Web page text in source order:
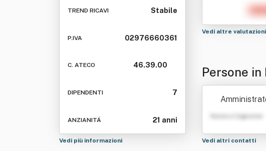
TREND RICAVI Stabile
P.IVA 02976660361
C. ATECO 46.39.00
DIPENDENTI 7
ANZIANITÁ 21 anni
Vedi più informazioni
Vedi altre valutazioni
Persone
Premiere
Nome e Cognome
Vedi altri contatti